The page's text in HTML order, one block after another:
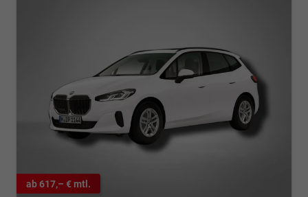
ab 617,– € mtl.